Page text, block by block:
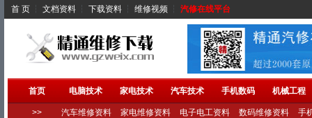
首 页 ┆ 文档资料 ┆ 下载资料 ┆ 维修视频 ┆ 汽修在线平台
首页 电脑技术 家电技术 汽车技术 手机数码 机械工程
>> 汽车维修资料 家电维修资料 电子电工资料 数码维修资料 手